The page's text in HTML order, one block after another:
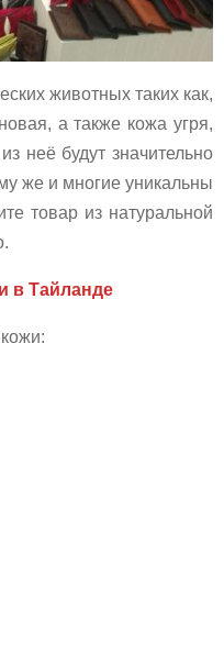
животных таких как,
а также кожа угря,
неё будут значительно
же и многие уникальны
товар из натуральной
в Тайланде